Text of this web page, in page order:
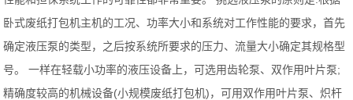
卧式废纸打包机主机的工况、功率大小和系统对工作性能的要求，首先
确定液压泵的类型，之后按系统所要求的压力、流量大小确定其规格型
号。 一样在轻载小功率的液压设备上，可选用齿轮泵、双作用叶片泵;
精确度较高的机械设备(小规模废纸打包机)，可用双作用叶片泵、炽杆